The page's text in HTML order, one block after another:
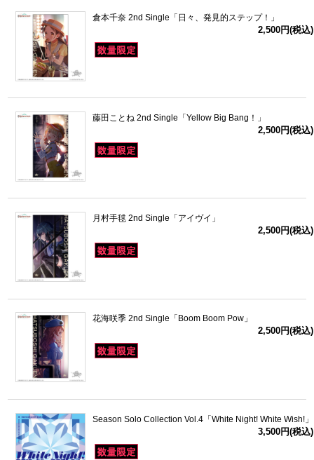
倉本千奈 2nd Single「日々、発見的ステップ！」
2,500円(税込)
藤田ことね 2nd Single「Yellow Big Bang！」
2,500円(税込)
月村手毬 2nd Single「アイヴイ」
2,500円(税込)
花海咲季 2nd Single「Boom Boom Pow」
2,500円(税込)
Season Solo Collection Vol.4「White Night! White Wish!」
3,500円(税込)